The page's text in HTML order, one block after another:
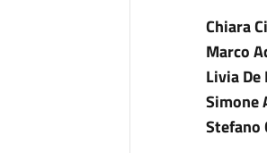
Chiara
Marco
Livia De
Simone
Stefano